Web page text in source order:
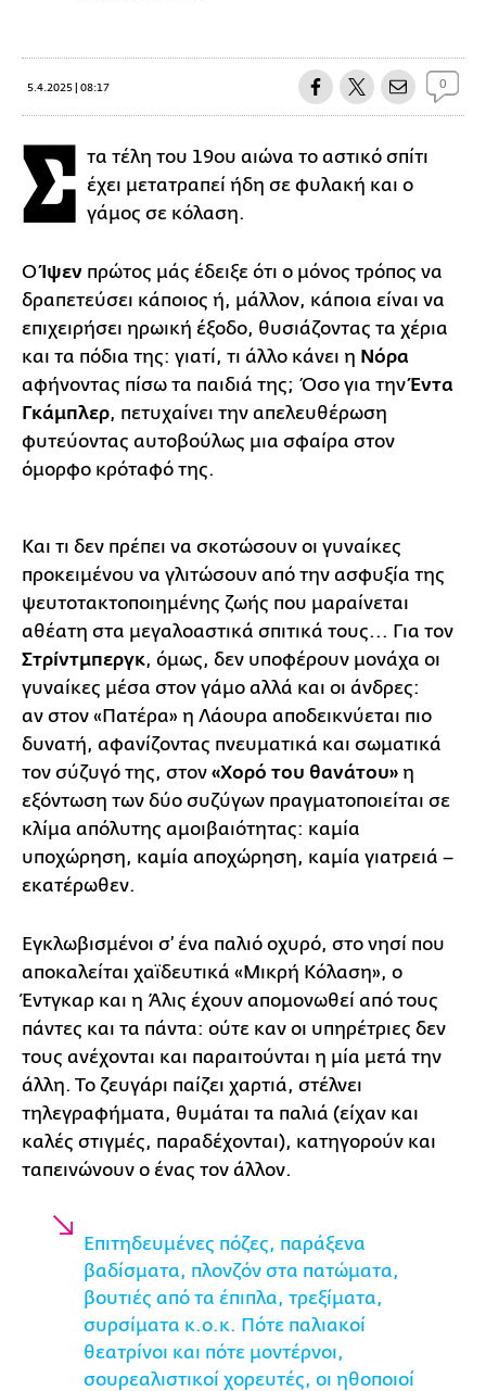
5.4.2025 | 08:17 0
Σ τα τέλη του 19ου αιώνα το αστικό σπίτι
έχει μετατραπεί ήδη σε φυλακή και ο
γάμος σε κόλαση.
ΟΊψεν πρώτος μάς έδειξε ότι ο μόνος τρόπος να
δραπετεύσει κάποιος ή, μάλλον, κάποια είναι να
επιχειρήσει ηρωική έξοδο, θυσιάζοντας τα χέρια
και τα πόδια της: γιατί, τι άλλο κάνει η Νόρα
αφήνοντας πίσω τα παιδιά της; Όσο για τηνΈντα
Γκάμπλερ, πετυχαίνει την απελευθέρωση
φυτεύοντας αυτοβούλως μια σφαίρα στον
όμορφο κρόταφό της.
Και τι δεν πρέπει να σκοτώσουν οι γυναίκες
προκειμένου να γλιτώσουν από την ασφυξία της
ψευτοτακτοποιημένης ζωής που μαραίνεται
αθέατη στα μεγαλοαστικά σπιτικά τους... Για τον
Στρίντμπεργκ, όμως, δεν υποφέρουν μονάχα οι
γυναίκες μέσα στον γάμο αλλά και οι άνδρες:
αν στον «Πατέρα» η Λάουρα αποδεικνύεται πιο
δυνατή, αφανίζοντας πνευματικά και σωματικά
τον σύζυγό της, στον «Χορό του θανάτου» η
εξόντωση των δύο συζύγων πραγματοποιείται σε
κλίμα απόλυτης αμοιβαιότητας: καμία
υποχώρηση, καμία αποχώρηση, καμία γιατρειά –
εκατέρωθεν.
Εγκλωβισμένοι σ’ ένα παλιό οχυρό, στο νησί που
αποκαλείται χαϊδευτικά «Μικρή Κόλαση», ο
Έντγκαρ και η Άλις έχουν απομονωθεί από τους
πάντες και τα πάντα: ούτε καν οι υπηρέτριες δεν
τους ανέχονται και παραιτούνται η μία μετά την
άλλη. Το ζευγάρι παίζει χαρτιά, στέλνει
τηλεγραφήματα, θυμάται τα παλιά (είχαν και
καλές στιγμές, παραδέχονται), κατηγορούν και
ταπεινώνουν ο ένας τον άλλον.
Επιτηδευμένες πόζες, παράξενα
βαδίσματα, πλονζόν στα πατώματα,
βουτιές από τα έπιπλα, τρεξίματα,
συρσίματα κ.ο.κ. Πότε παλιακοί
θεατρίνοι και πότε μοντέρνοι,
σουρεαλιστικοί χορευτές, οι ηθοποιοί